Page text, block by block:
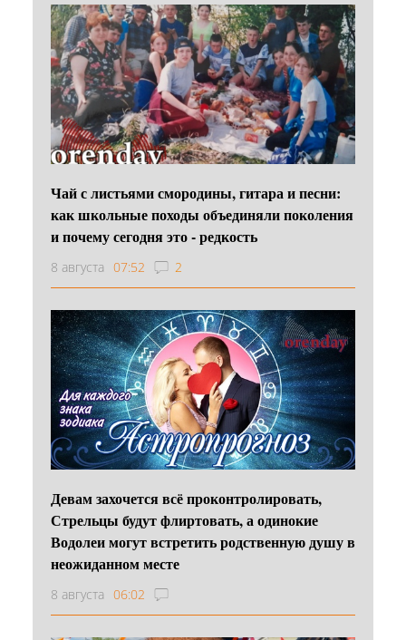
Чай с листьями смородины, гитара и песни:
как школьные походы объединяли поколения
и почему сегодня это - редкость
8 августа 07:52 2
Девам захочется всё проконтролировать,
Стрельцы будут флиртовать, а одинокие
Водолеи могут встретить родственную душу в
неожиданном месте
8 августа 06:02